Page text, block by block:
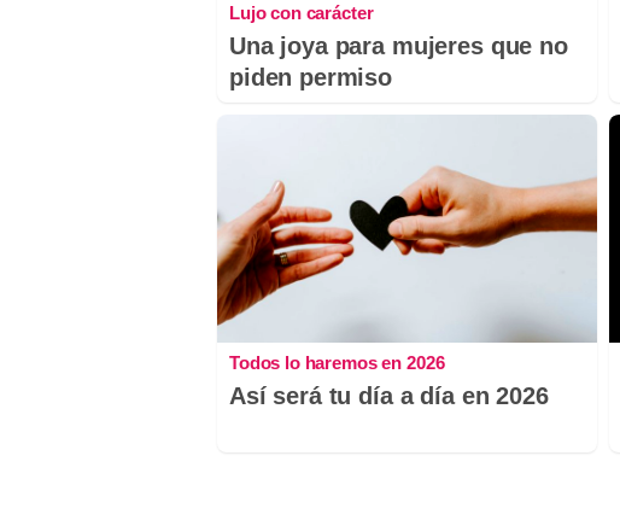
Lujo con carácter
Una joya para mujeres que no
piden permiso
Todos lo haremos en 2026
Así será tu día a día en 2026